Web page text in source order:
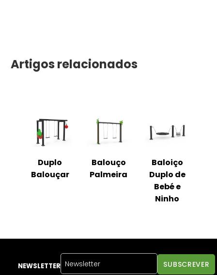
Artigos relacionados
Duplo
Balouçar
Balouço
Palmeira
Baloiço
Duplo de
Bebé e
Ninho
NEWSLETTER